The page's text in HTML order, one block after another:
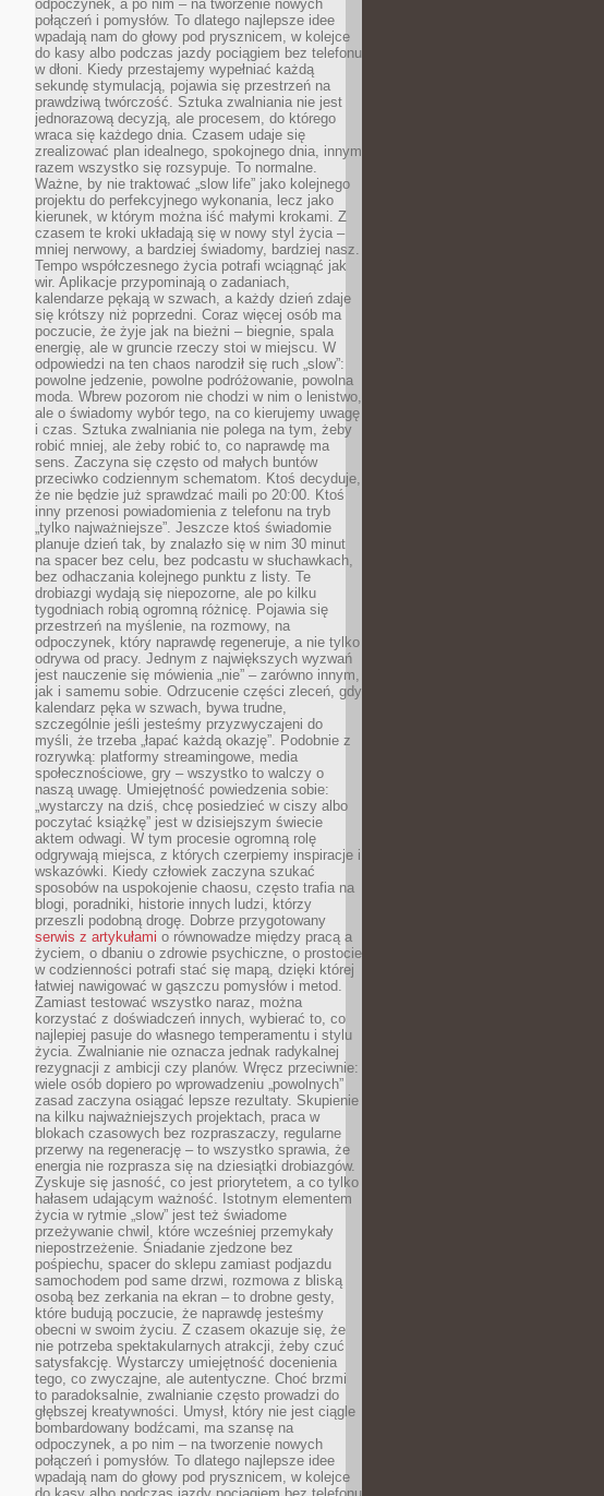
odpoczynek, a po nim – na tworzenie nowych
połączeń i pomysłów. To dlatego najlepsze idee
wpadają nam do głowy pod prysznicem, w kolejce
do kasy albo podczas jazdy pociągiem bez telefonu
w dłoni. Kiedy przestajemy wypełniać każdą
sekundę stymulacją, pojawia się przestrzeń na
prawdziwą twórczość. Sztuka zwalniania nie jest
jednorazową decyzją, ale procesem, do którego
wraca się każdego dnia. Czasem udaje się
zrealizować plan idealnego, spokojnego dnia, innym
razem wszystko się rozsypuje. To normalne.
Ważne, by nie traktować „slow life” jako kolejnego
projektu do perfekcyjnego wykonania, lecz jako
kierunek, w którym można iść małymi krokami. Z
czasem te kroki układają się w nowy styl życia –
mniej nerwowy, a bardziej świadomy, bardziej nasz.
Tempo współczesnego życia potrafi wciągnąć jak
wir. Aplikacje przypominają o zadaniach,
kalendarze pękają w szwach, a każdy dzień zdaje
się krótszy niż poprzedni. Coraz więcej osób ma
poczucie, że żyje jak na bieżni – biegnie, spala
energię, ale w gruncie rzeczy stoi w miejscu. W
odpowiedzi na ten chaos narodził się ruch „slow”:
powolne jedzenie, powolne podróżowanie, powolna
moda. Wbrew pozorom nie chodzi w nim o lenistwo,
ale o świadomy wybór tego, na co kierujemy uwagę
i czas. Sztuka zwalniania nie polega na tym, żeby
robić mniej, ale żeby robić to, co naprawdę ma
sens. Zaczyna się często od małych buntów
przeciwko codziennym schematom. Ktoś decyduje,
że nie będzie już sprawdzać maili po 20:00. Ktoś
inny przenosi powiadomienia z telefonu na tryb
„tylko najważniejsze”. Jeszcze ktoś świadomie
planuje dzień tak, by znalazło się w nim 30 minut
na spacer bez celu, bez podcastu w słuchawkach,
bez odhaczania kolejnego punktu z listy. Te
drobiazgi wydają się niepozorne, ale po kilku
tygodniach robią ogromną różnicę. Pojawia się
przestrzeń na myślenie, na rozmowy, na
odpoczynek, który naprawdę regeneruje, a nie tylko
odrywa od pracy. Jednym z największych wyzwań
jest nauczenie się mówienia „nie” – zarówno innym,
jak i samemu sobie. Odrzucenie części zleceń, gdy
kalendarz pęka w szwach, bywa trudne,
szczególnie jeśli jesteśmy przyzwyczajeni do
myśli, że trzeba „łapać każdą okazję”. Podobnie z
rozrywką: platformy streamingowe, media
społecznościowe, gry – wszystko to walczy o
naszą uwagę. Umiejętność powiedzenia sobie:
„wystarczy na dziś, chcę posiedzieć w ciszy albo
poczytać książkę” jest w dzisiejszym świecie
aktem odwagi. W tym procesie ogromną rolę
odgrywają miejsca, z których czerpiemy inspiracje i
wskazówki. Kiedy człowiek zaczyna szukać
sposobów na uspokojenie chaosu, często trafia na
blogi, poradniki, historie innych ludzi, którzy
przeszli podobną drogę. Dobrze przygotowany
serwis z artykułami o równowadze między pracą a
życiem, o dbaniu o zdrowie psychiczne, o prostocie
w codzienności potrafi stać się mapą, dzięki której
łatwiej nawigować w gąszczu pomysłów i metod.
Zamiast testować wszystko naraz, można
korzystać z doświadczeń innych, wybierać to, co
najlepiej pasuje do własnego temperamentu i stylu
życia. Zwalnianie nie oznacza jednak radykalnej
rezygnacji z ambicji czy planów. Wręcz przeciwnie:
wiele osób dopiero po wprowadzeniu „powolnych”
zasad zaczyna osiągać lepsze rezultaty. Skupienie
na kilku najważniejszych projektach, praca w
blokach czasowych bez rozpraszaczy, regularne
przerwy na regenerację – to wszystko sprawia, że
energia nie rozprasza się na dziesiątki drobiazgów.
Zyskuje się jasność, co jest priorytetem, a co tylko
hałasem udającym ważność. Istotnym elementem
życia w rytmie „slow” jest też świadome
przeżywanie chwil, które wcześniej przemykały
niepostrzeżenie. Śniadanie zjedzone bez
pośpiechu, spacer do sklepu zamiast podjazdu
samochodem pod same drzwi, rozmowa z bliską
osobą bez zerkania na ekran – to drobne gesty,
które budują poczucie, że naprawdę jesteśmy
obecni w swoim życiu. Z czasem okazuje się, że
nie potrzeba spektakularnych atrakcji, żeby czuć
satysfakcję. Wystarczy umiejętność docenienia
tego, co zwyczajne, ale autentyczne. Choć brzmi
to paradoksalnie, zwalnianie często prowadzi do
głębszej kreatywności. Umysł, który nie jest ciągle
bombardowany bodźcami, ma szansę na
odpoczynek, a po nim – na tworzenie nowych
połączeń i pomysłów. To dlatego najlepsze idee
wpadają nam do głowy pod prysznicem, w kolejce